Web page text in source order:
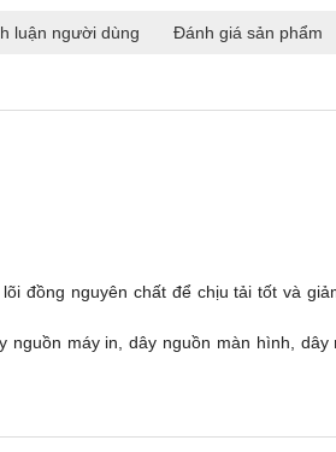
luận người dùng Đánh giá sản phẩm
đồng nguyên chất để chịu tải tốt và
máy in, dây nguồn màn hình, dây